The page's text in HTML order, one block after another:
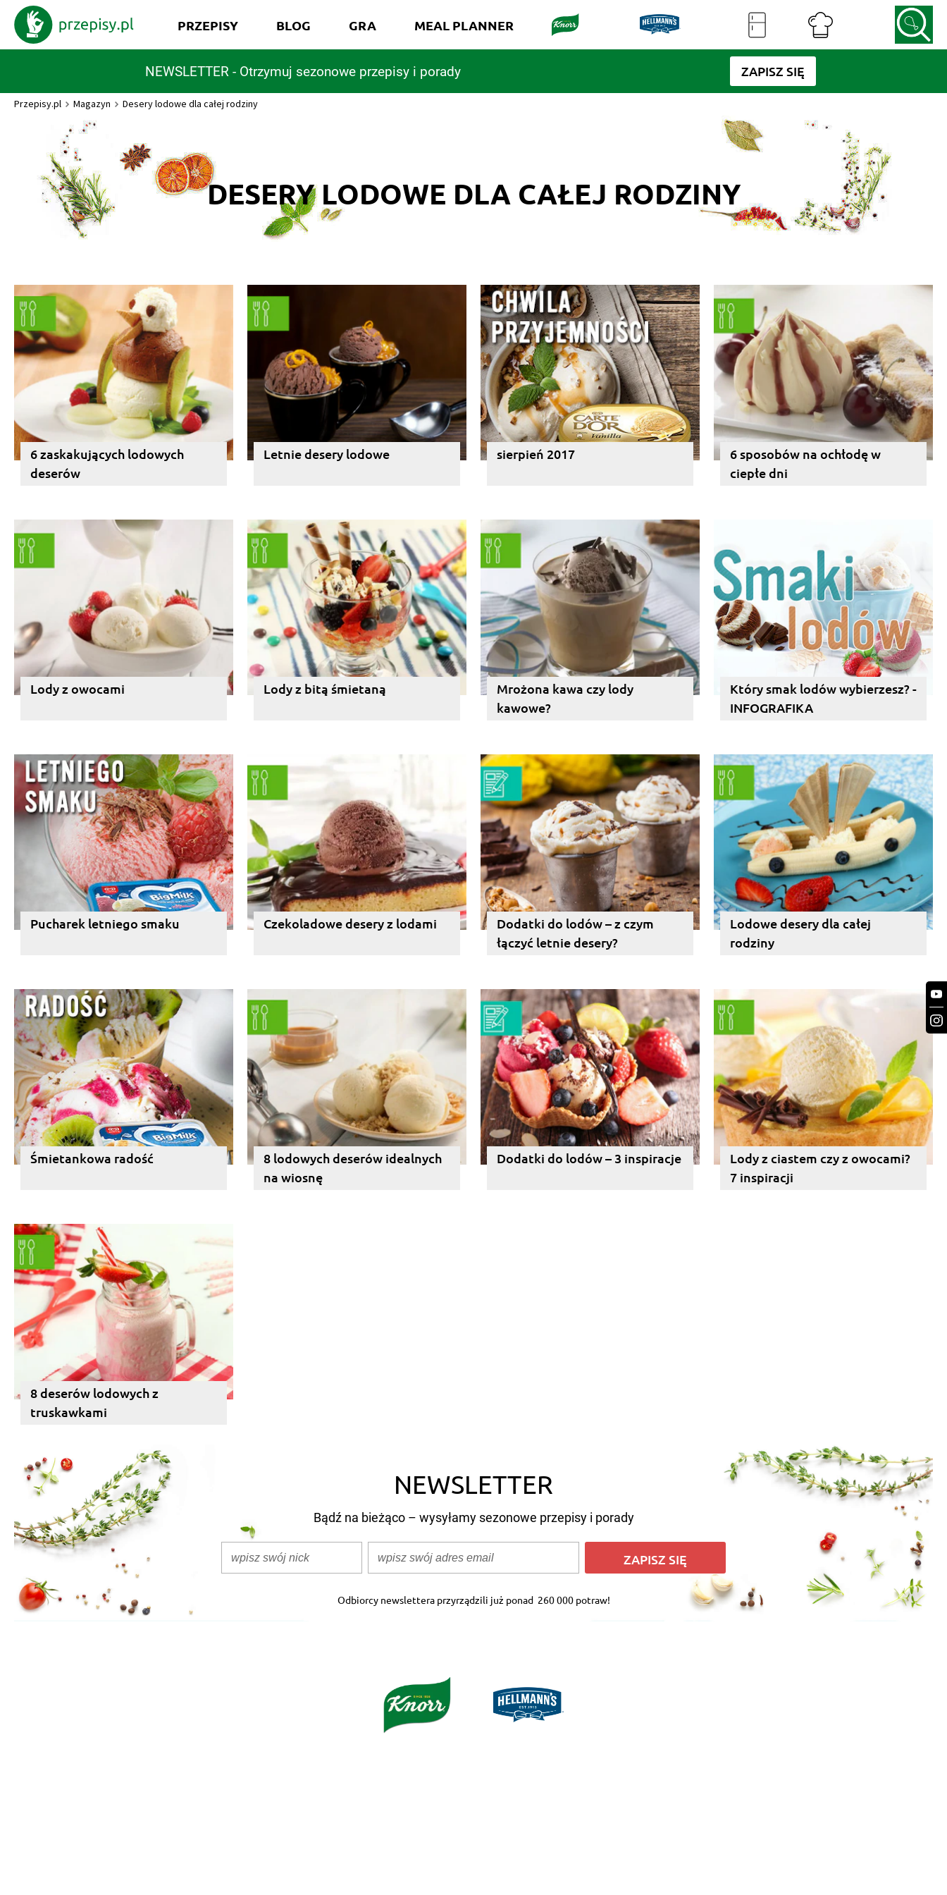
NEWSLETTER - Otrzymuj sezonowe przepisy i porady ZAPISZ SIĘ
PRZEPISY BLOG GRA MEAL PLANNER
Przepisy.pl Magazyn Desery lodowe dla całej rodziny
DESERY LODOWE DLA CAŁEJ RODZINY
6 zaskakujących lodowych
deserów
Letnie desery lodowe sierpień 2017
6 sposobów na ochłodę w
ciepłe dni
Lody z owocami Lody z bitą śmietaną
Mrożona kawa czy lody
kawowe?
Który smak lodów wybierzesz? -
INFOGRAFIKA
Pucharek letniego smaku Czekoladowe desery z lodami
Dodatki do lodów – z czym
łączyć letnie desery?
Lodowe desery dla całej
rodziny
Śmietankowa radość
8 lodowych deserów idealnych
na wiosnę
Dodatki do lodów – 3 inspiracje
Lody z ciastem czy z owocami?
7 inspiracji
8 deserów lodowych z
truskawkami
NEWSLETTER
Bądź na bieżąco – wysyłamy sezonowe przepisy i porady
ZAPISZ SIĘ
Odbiorcy newslettera przyrządzili już ponad 260 000 potraw!